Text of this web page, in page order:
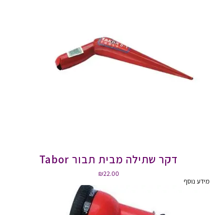
דקר שתילה מבית תבור Tabor
₪22.00
מידע נוסף